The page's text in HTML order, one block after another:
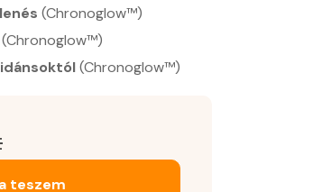
(Chronoglow™)
(Chronoglow™)
teszem